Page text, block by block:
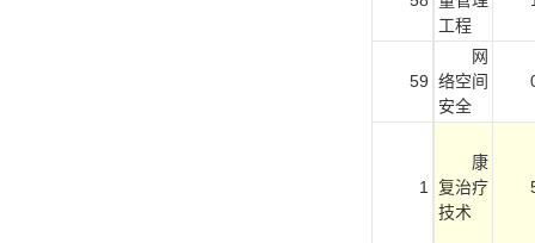
工程
59
网
络空间
安全
1
康
复治疗
技术